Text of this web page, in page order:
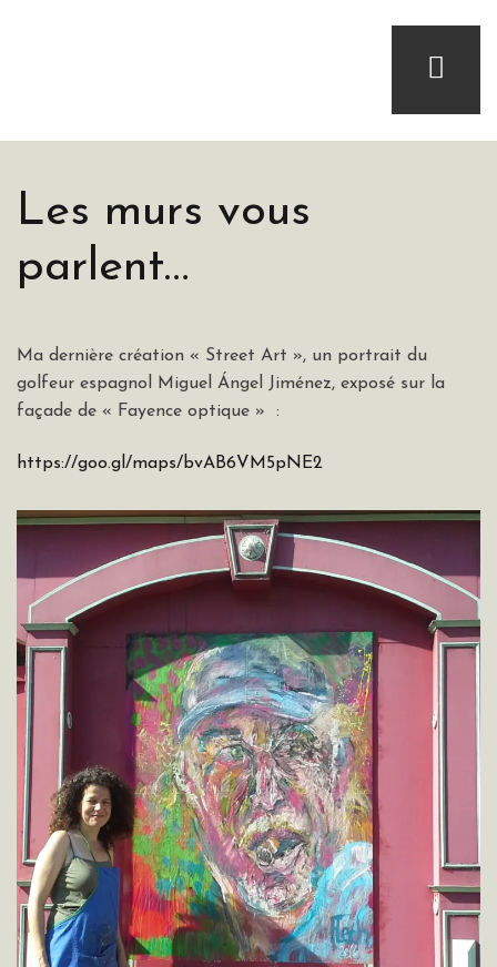
Les murs vous
parlent…
Ma dernière création « Street Art », un portrait du
golfeur espagnol Miguel Ángel Jiménez, exposé sur la
façade de « Fayence optique » :
https://goo.gl/maps/bvAB6VM5pNE2